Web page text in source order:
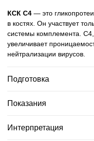
КСК С4 — это
в костях. Он участвует
системы комплемента.
увеличивает
нейтрализации вирусов.
Подготовка
Показания
Интерпретация